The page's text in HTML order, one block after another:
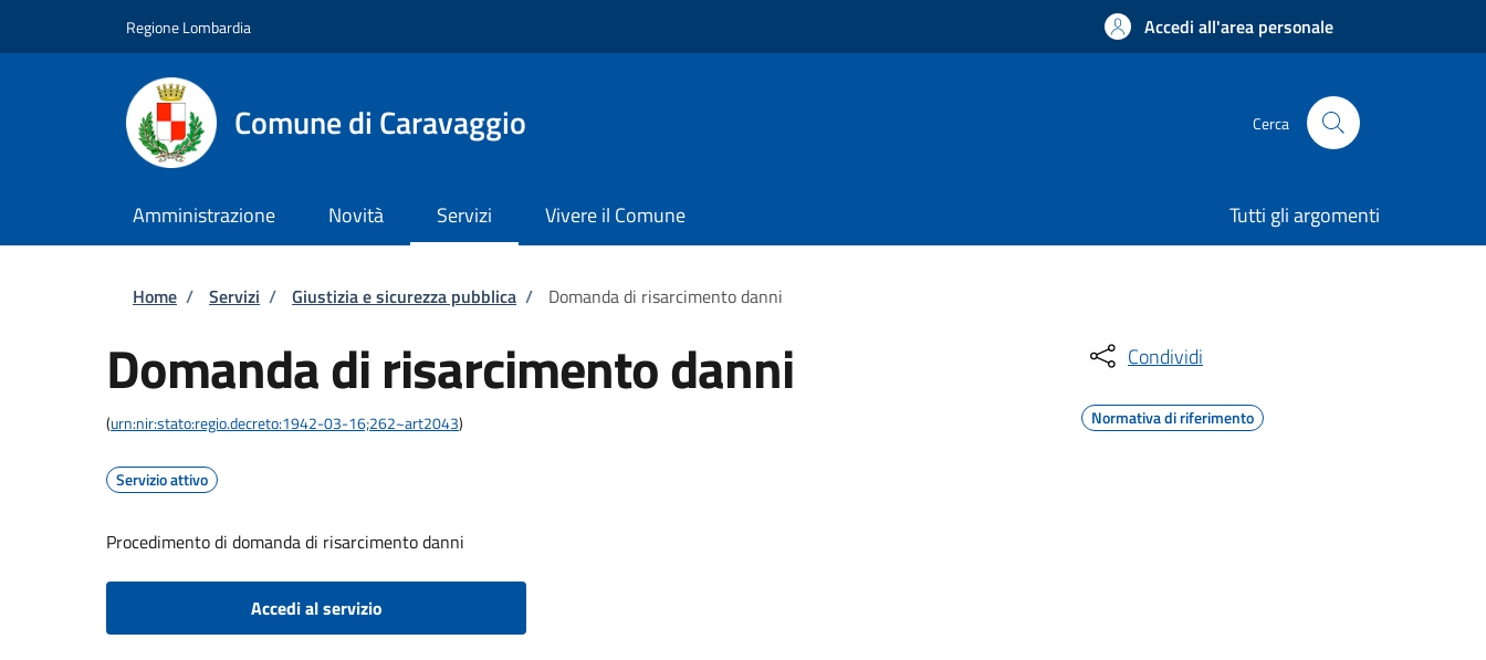
Regione Lombardia Accedi all'area personale
Comune di Caravaggio Cerca
Amministrazione Novità Servizi Vivere il Comune Tutti gli argomenti
Briciole di pane
Home / Servizi / Giustizia e sicurezza pubblica / Domanda di risarcimento danni
Domanda di risarcimento danni
(urn:nir:stato:regio.decreto:1942-03-16;262~art2043)
Servizio attivo
Procedimento di domanda di risarcimento danni
Accedi al servizio
Condividi
Normativa di riferimento